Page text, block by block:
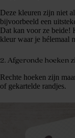
Deze kleuren zijn niet
bijvoorbeeld een
Dat kan voor ze beide!
kleur waar je hélemaal
2. Afgeronde hoeken
Rechte hoeken zijn
of gekartelde randjes.